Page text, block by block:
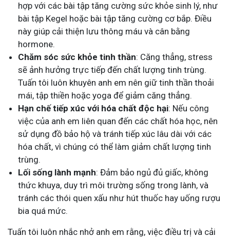
hợp với các bài tập tăng cường sức khỏe sinh lý, như
bài tập Kegel hoặc bài tập tăng cường cơ bắp. Điều
này giúp cải thiện lưu thông máu và cân bằng
hormone.
Chăm sóc sức khỏe tinh thần: Căng thẳng, stress
sẽ ảnh hưởng trực tiếp đến chất lượng tinh trùng.
Tuấn tôi luôn khuyên anh em nên giữ tinh thần thoải
mái, tập thiền hoặc yoga để giảm căng thẳng.
Hạn chế tiếp xúc với hóa chất độc hại: Nếu công
việc của anh em liên quan đến các chất hóa học, nên
sử dụng đồ bảo hộ và tránh tiếp xúc lâu dài với các
hóa chất, vì chúng có thể làm giảm chất lượng tinh
trùng.
Lối sống lành mạnh: Đảm bảo ngủ đủ giấc, không
thức khuya, duy trì môi trường sống trong lành, và
tránh các thói quen xấu như hút thuốc hay uống rượu
bia quá mức.
Tuấn tôi luôn nhắc nhở anh em rằng, việc điều trị và cải